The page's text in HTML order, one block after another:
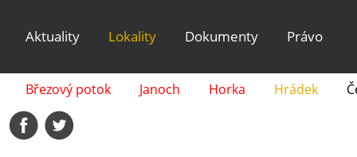
Aktuality Lokality
Březový potok Janoch Horka Hrádek
Dokumenty Právo